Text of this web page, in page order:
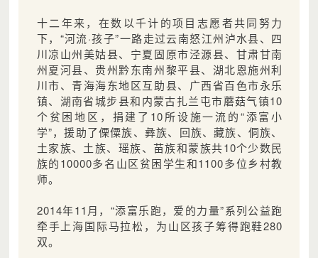
十二年来，在数以千计的项目志愿者共同努力
下，“河流·孩子”一路走过云南怒江州泸水县、四
川凉山州美姑县、宁夏固原市泾源县、甘肃甘南
州夏河县、贵州黔东南州黎平县、湖北恩施州利
川市、青海海东地区互助县、广西省百色市永乐
镇、湖南省城步县和内蒙古扎兰屯市蘑菇气镇10
个贫困地区，捐建了10所设施一流的“添富小
学”，援助了傈僳族、彝族、回族、藏族、侗族、
土家族、土族、瑶族、苗族和蒙族共10个少数民
族的10000多名山区贫困学生和1100多位乡村教
师。
2014年11月，“添富乐跑，爱的力量”系列公益跑
牵手上海国际马拉松，为山区孩子筹得跑鞋280
双。